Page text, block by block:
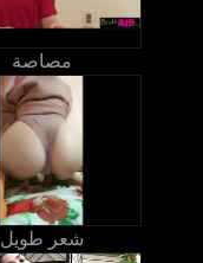
مصاصة
شعر طويل